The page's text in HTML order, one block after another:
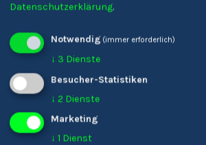
Karin Ladinser
Datenschutzerklärung.
Notwendig (immer erforderlich)
↓ 3 Dienste
Besucher-Statistiken
↓ 2 Dienste
Marketing
↓ 1 Dienst